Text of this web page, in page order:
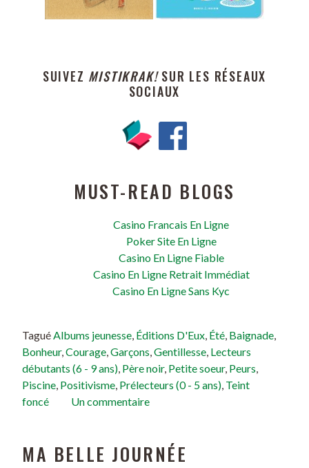
SUIVEZ MISTIKRAK!SUR LES RÉSEAUX
SOCIAUX
MUST-READ BLOGS
Casino Francais En Ligne
Poker Site En Ligne
Casino En Ligne Fiable
Casino En Ligne Retrait Immédiat
Casino En Ligne Sans Kyc
Tagué Albums jeunesse Éditions D'Eux Été Baignade
Bonheur, Courage Garçons Gentillesse Lecteurs
débutants (6 - 9 ans) Père noir, Petite soeur, Peurs
Piscine Positivisme Prélecteurs (0 - 5 ans) Teint
foncé
Un commentaire
MA BELLE JOURNÉE